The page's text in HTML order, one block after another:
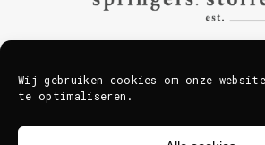
Wij gebruiken cookies om onze
te optimaliseren.